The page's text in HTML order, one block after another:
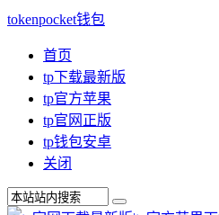
tokenpocket钱包
首页
tp下载最新版
tp官方苹果
tp官网正版
tp钱包安卓
关闭